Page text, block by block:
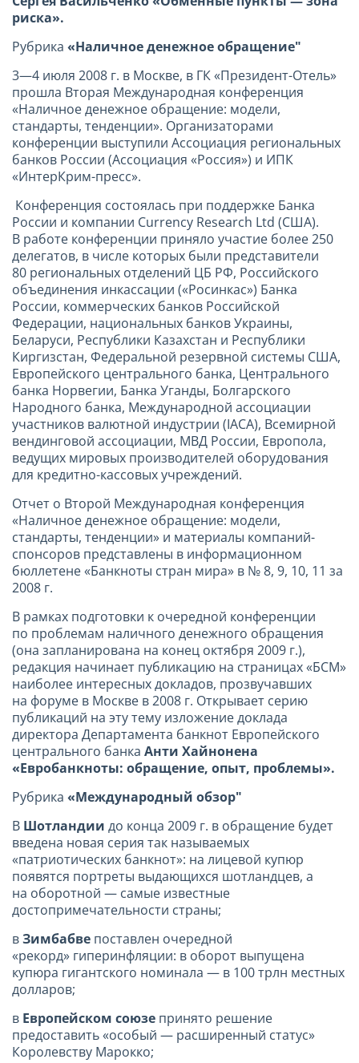
риска».
Рубрика «Наличное денежное обращение"
3—4 июля 2008 г. в Москве, в ГК «Президент-Отель»
прошла Вторая Международная конференция
«Наличное денежное обращение: модели,
стандарты, тенденции». Организаторами
конференции выступили Ассоциация региональных
банков России (Ассоциация «Россия») и ИПК
«ИнтерКрим-пресс».
Конференция состоялась при поддержке Банка
России и компании Currency Research Ltd (США).
В работе конференции приняло участие более 250
делегатов, в числе которых были представители
80 региональных отделений ЦБ РФ, Российского
объединения инкассации («Росинкас») Банка
России, коммерческих банков Российской
Федерации, национальных банков Украины,
Беларуси, Республики Казахстан и Республики
Киргизстан, Федеральной резервной системы США,
Европейского центрального банка, Центрального
банка Норвегии, Банка Уганды, Болгарского
Народного банка, Международной ассоциации
участников валютной индустрии (IACA), Всемирной
вендинговой ассоциации, МВД России, Европола,
ведущих мировых производителей оборудования
для кредитно-кассовых учреждений.
Отчет о Второй Международная конференция
«Наличное денежное обращение: модели,
стандарты, тенденции» и материалы компаний-
спонсоров представлены в информационном
бюллетене «Банкноты стран мира» в № 8, 9, 10, 11 за
2008 г.
В рамках подготовки к очередной конференции
по проблемам наличного денежного обращения
(она запланирована на конец октября 2009 г.),
редакция начинает публикацию на страницах «БСМ»
наиболее интересных докладов, прозвучавших
на форуме в Москве в 2008 г. Открывает серию
публикаций на эту тему изложение доклада
директора Департамента банкнот Европейского
центрального банка Анти Хайнонена
«Евробанкноты: обращение, опыт, проблемы».
Рубрика «Международный обзор"
В Шотландии до конца 2009 г. в обращение будет
введена новая серия так называемых
«патриотических банкнот»: на лицевой купюр
появятся портреты выдающихся шотландцев, а
на оборотной — самые известные
достопримечательности страны;
вЗимбабве поставлен очередной
«рекорд» гиперинфляции: в оборот выпущена
купюра гигантского номинала — в 100 трлн местных
долларов;
в Европейском союзе принято решение
предоставить «особый — расширенный статус»
Королевству Марокко;